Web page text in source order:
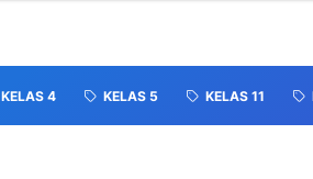
KELAS 4 KELAS 5 KELAS 11